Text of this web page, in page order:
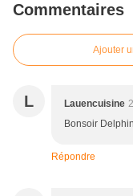
Commentaires
Ajouter
L Lauencuisine
Bonsoir
Répondre